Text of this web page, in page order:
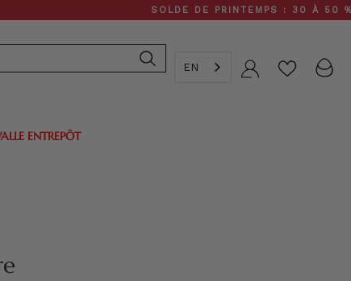
SOLDE DE PRINTEMPS : 30 À 50 % DE
EN Compte
ENTREPÔT